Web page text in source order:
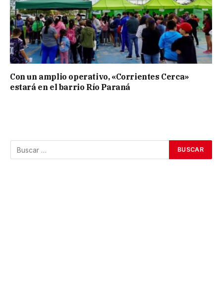
Con un amplio operativo, «Corrientes Cerca»
estará en el barrio Río Paraná